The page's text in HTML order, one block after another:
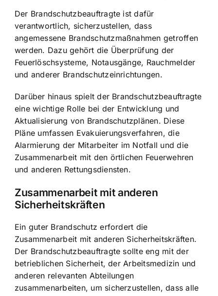
Der Brandschutzbeauftragte ist dafür
verantwortlich, sicherzustellen, dass
angemessene Brandschutzmaßnahmen getroffen
werden. Dazu gehört die Überprüfung der
Feuerlöschsysteme, Notausgänge, Rauchmelder
und anderer Brandschutzeinrichtungen.
Darüber hinaus spielt der Brandschutzbeauftragte
eine wichtige Rolle bei der Entwicklung und
Aktualisierung von Brandschutzplänen. Diese
Pläne umfassen Evakuierungsverfahren, die
Alarmierung der Mitarbeiter im Notfall und die
Zusammenarbeit mit den örtlichen Feuerwehren
und anderen Rettungsdiensten.
Zusammenarbeit mit anderen
Sicherheitskräften
Ein guter Brandschutz erfordert die
Zusammenarbeit mit anderen Sicherheitskräften.
Der Brandschutzbeauftragte sollte eng mit der
betrieblichen Sicherheit, der Arbeitsmedizin und
anderen relevanten Abteilungen
zusammenarbeiten, um sicherzustellen, dass alle